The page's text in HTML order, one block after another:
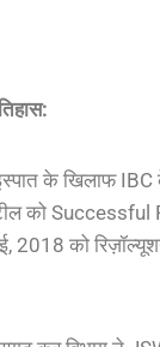
के खिलाफ IBC
को Successful
2018 को